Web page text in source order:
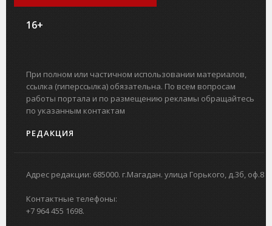
16+
При полном или частичном использовании материалов,
ссылка (гиперссылка) обязательна. По всем вопросам
работы портала и по размещению рекламы обращайтесь
по указанным контактам
РЕДАКЦИЯ
Адрес редакции: 685000. г.Магадан. улица Горького, д.3б, оф.8
Контактные телефоны:
+7 964 455 1698.